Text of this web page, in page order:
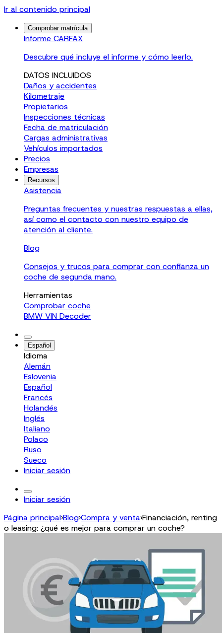
Ir al contenido principal
Comprobar matrícula
Informe CARFAX
Descubre qué incluye el informe y cómo leerlo.
DATOS INCLUIDOS
Daños y accidentes
Kilometraje
Propietarios
Inspecciones técnicas
Fecha de matriculación
Cargas administrativas
Vehículos importados
Precios
Empresas
Recursos
Asistencia
Preguntas frecuentes y nuestras respuestas a ellas,
así como el contacto con nuestro equipo de
atención al cliente.
Blog
Consejos y trucos para comprar con confianza un
coche de segunda mano.
Herramientas
Comprobar coche
BMW VIN Decoder
Español
Idioma
Alemán
Eslovenia
Español
Francés
Holandés
Inglés
Italiano
Polaco
Ruso
Sueco
Iniciar sesión
Iniciar sesión
Página principal›Blog›Compra y venta›Financiación, renting
o leasing: ¿qué es mejor para comprar un coche?